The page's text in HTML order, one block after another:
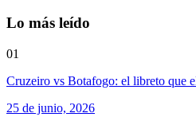
Lo más leído
01
Cruzeiro vs Botafogo: el libreto que
25 de junio, 2026